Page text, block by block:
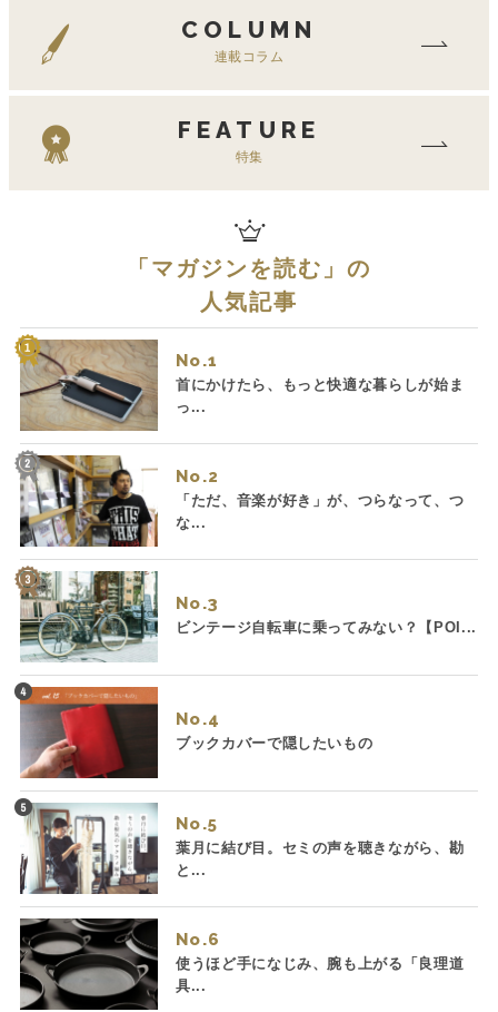
COLUMN
連載コラム
FEATURE
特集
「マガジンを読む 」の
人気記事
No.
首にかけたら、もっと快適な暮らしが始ま
っ...
No.
「ただ、音楽が好き」が、つらなって、つ
な...
No.
ビンテージ自転車に乗ってみない？【POI...
No.
ブックカバーで隠したいもの
No.
葉月に結び目。セミの声を聴きながら、勘
と...
No.
使うほど手になじみ、腕も上がる「良理道
具...